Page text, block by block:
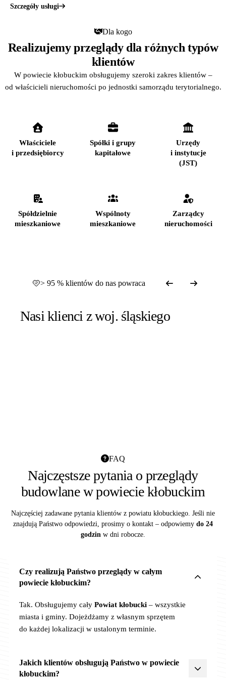
Szczegóły usługi
Dla kogo
Realizujemy przeglądy dla różnych typów
klientów
W powiecie kłobuckim obsługujemy szeroki zakres klientów –
od właścicieli nieruchomości po jednostki samorządu terytorialnego.
Właściciele
i przedsiębiorcy
Spółki i grupy
kapitałowe
Urzędy
i instytucje
(JST)
Spółdzielnie
mieszkaniowe
Wspólnoty
mieszkaniowe
Zarządcy
nieruchomości
> 95 % klientów do nas powraca
Nasi klienci z woj. śląskiego
FAQ
Najczęstsze pytania o przeglądy
budowlane w powiecie kłobuckim
Najczęściej zadawane pytania klientów z powiatu kłobuckiego. Jeśli nie
znajdują Państwo odpowiedzi, prosimy o kontakt – odpowiemy do 24
godzin w dni robocze.
Czy realizują Państwo przeglądy w całym
powiecie kłobuckim?
Tak. Obsługujemy cały Powiat kłobucki– wszystkie
miasta i gminy. Dojeżdżamy z własnym sprzętem
do każdej lokalizacji w ustalonym terminie.
Jakich klientów obsługują Państwo w powiecie
kłobuckim?